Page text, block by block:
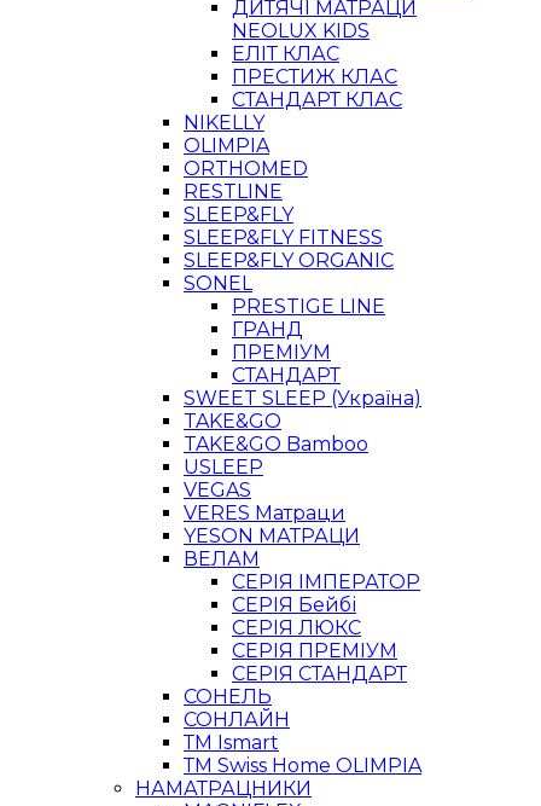
ДИТЯЧІ МАТРАЦИ
NEOLUX KIDS
ЕЛІТ КЛАС
ПРЕСТИЖ КЛАС
СТАНДАРТ КЛАС
NIKELLY
OLIMPIA
ORTHOMED
RESTLINE
SLEEP&FLY
SLEEP&FLY FITNESS
SLEEP&FLY ORGANIC
SONEL
PRESTIGE LINE
ГРАНД
ПРЕМІУМ
СТАНДАРТ
SWEET SLEEP (Україна)
TAKE&GO
TAKE&GO Bamboo
USLEEP
VEGAS
VERES Матраци
YESON МАТРАЦИ
ВЕЛАМ
СЕРІЯ ІМПЕРАТОР
СЕРІЯ Бейбі
СЕРІЯ ЛЮКС
СЕРІЯ ПРЕМІУМ
СЕРІЯ СТАНДАРТ
СОНЕЛЬ
СОНЛАЙН
ТМ Ismart
ТМ Swiss Home OLIMPIA
НАМАТРАЦНИКИ